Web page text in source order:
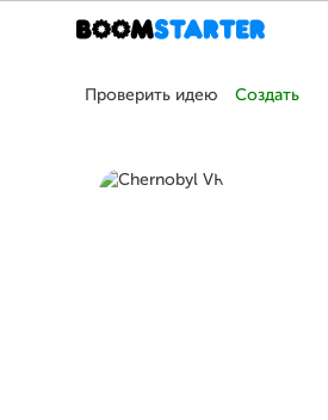
Проверить идею Создать